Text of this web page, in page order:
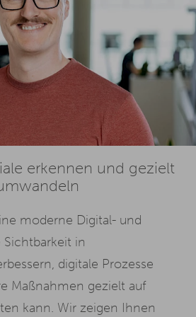
erkennen und gezielt
moderne Digital- und
in
digitale Prozesse
Maßnahmen gezielt auf
kann. Wir zeigen Ihnen